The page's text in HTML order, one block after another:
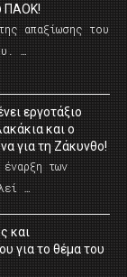
ΠΑΟΚ!
απαξίωσης του
…
εργοτάξιο
και ο
για τη Ζάκυνθο!
των
…
και
για το θέμα του